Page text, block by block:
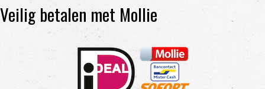
Veilig betalen met Mollie